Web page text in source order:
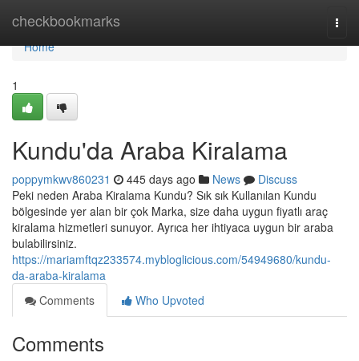
checkbookmarks
Home
Home
1
Kundu'da Araba Kiralama
poppymkwv860231 445 days ago News
Discuss
Peki neden Araba Kiralama Kundu? Sık sık Kullanılan Kundu
bölgesinde yer alan bir çok Marka, size daha uygun fiyatlı araç
kiralama hizmetleri sunuyor. Ayrıca her ihtiyaca uygun bir araba
bulabilirsiniz.
https://mariamftqz233574.mybloglicious.com/54949680/kundu-
da-araba-kiralama
Comments
Who Upvoted
Comments